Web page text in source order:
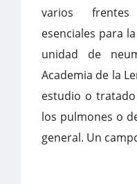
varios frentes
esenciales para
unidad de
Academia de la
estudio o
los pulmones o
general. Un